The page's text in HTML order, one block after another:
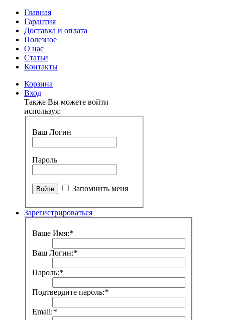
Главная
Гарантия
Доставка и оплата
Полезное
О нас
Статьи
Контакты
Корзина
Вход
Также Вы можете войти
используя:
Ваш Логин
Пароль
Запомнить меня
Зарегистрироваться
Ваше Имя:*
Ваш Логин:*
Пароль:*
Подтвердите пароль:*
Email:*